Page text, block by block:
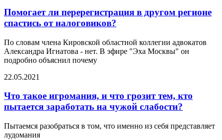
Помогает ли перерегистрация в другом регионе
спастись от налоговиков?
По словам члена Кировской областной коллегии адвокатов
Александра Игнатова - нет. В эфире "Эха Москвы" он
подробно объяснил почему
22.05.2021
Что такое игромания, и что грозит тем, кто
пытается заработать на чужой слабости?
Пытаемся разобраться в том, что именно из себя представляет
лудомания